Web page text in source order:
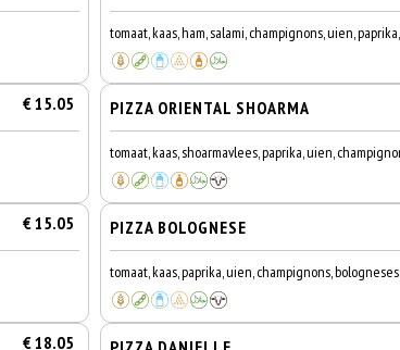
tomaat, kaas, ham, salami, champignons, uien,
€ 15.05 PIZZA ORIENTAL SHOARMA
tomaat, kaas, shoarmavlees, paprika, uien,
€ 15.05 PIZZA BOLOGNESE
tomaat, kaas, paprika, uien, champignons,
€ 18.05